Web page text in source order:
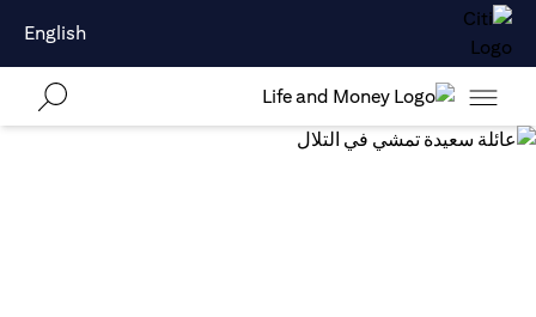
English